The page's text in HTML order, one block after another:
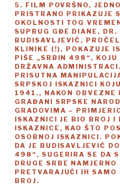
5. FILM POVRŠNO,
PRISTRANO PRIKAZUJE
OKOLNOSTI TOG
SUPRUG GĐE DIANE, DR.
BUDISAVLJEVIĆ,
KLINIKE (!), POKAZUJE
PIŠE „SRBIN 498“, KOJU
DRŽAVNA
PRISUTNA
SRPSKOJ ISKAZNICI
1941., NAKON OBVEZNE
GRAĐANI SRPSKE
GRADOVIMA –
ISKAZNICI JE BIO BROJ I
ISKAZNICE, KAO ŠTO
OSOBNOJ ISKAZNICI.
DA JE BUDISAVLJEVIĆ
498“, SUGERIRA SE DA
DRUGE SRBE
PRETVARAJUĆI IH SAMO
BROJ.